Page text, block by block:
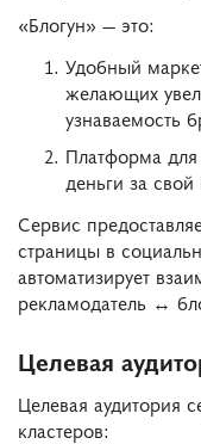
«Блогун» — это:
Удобный
желающих
узнаваемость
Платформа
деньги за свой
Сервис
страницы в
автоматизирует
рекламодатель ↔
Целевая
Целевая аудитория
кластеров: